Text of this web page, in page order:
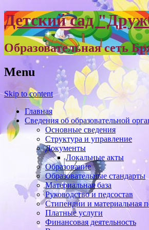
Детский сад
Образовательная сеть
Menu
Skip to content
Главная
Сведения об образовательной
Основные сведения
Структура и управление
Документы
Локальные акты
Образование
Образовательные стандарты
Материальная база
Руководство и педсостав
Стипендии и материальная
Платные услуги
Финансовая деятельность